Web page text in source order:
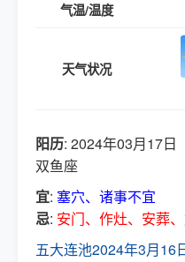
气温/温度
天气状况
阳历: 2024年03月17日
双鱼座
宜: 塞穴、诸事不宜
忌: 安门、作灶、安葬
五大连池2024年3月16